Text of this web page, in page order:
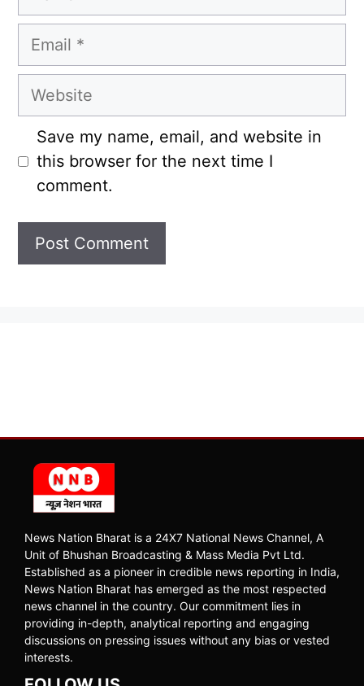
Email
Website
Save my name, email, and website in
this browser for the next time I
comment.
News Nation Bharat is a 24X7 National News Channel, A
Unit of Bhushan Broadcasting & Mass Media Pvt Ltd.
Established as a pioneer in credible news reporting in India,
News Nation Bharat has emerged as the most respected
news channel in the country. Our commitment lies in
providing in-depth, analytical reporting and engaging
discussions on pressing issues without any bias or vested
interests.